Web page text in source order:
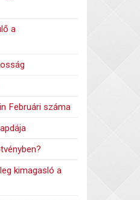
a
Februári száma
kimagasló a